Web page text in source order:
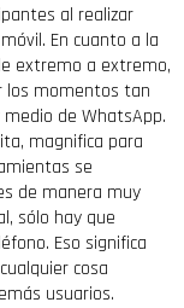
al realizar
En cuanto a la
extremo a extremo,
los momentos tan
de WhatsApp.
magnifica para
se
de manera muy
sólo hay que
Eso significa
cosa
usuarios.